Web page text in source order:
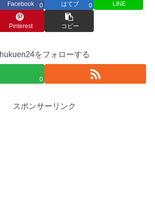
Facebook 0 はてブ 0 LINE
Pinterest コピー
hukuen24をフォローする
0
スポンサーリンク